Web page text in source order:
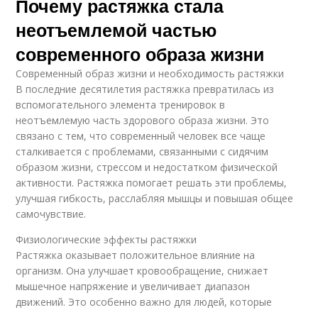
Почему растяжка стала
неотъемлемой частью
современного образа жизни
Современный образ жизни и необходимость растяжки
В последние десятилетия растяжка превратилась из
вспомогательного элемента тренировок в
неотъемлемую часть здорового образа жизни. Это
связано с тем, что современный человек все чаще
сталкивается с проблемами, связанными с сидячим
образом жизни, стрессом и недостатком физической
активности. Растяжка помогает решать эти проблемы,
улучшая гибкость, расслабляя мышцы и повышая общее
самочувствие.
Физиологические эффекты растяжки
Растяжка оказывает положительное влияние на
организм. Она улучшает кровообращение, снижает
мышечное напряжение и увеличивает диапазон
движений. Это особенно важно для людей, которые